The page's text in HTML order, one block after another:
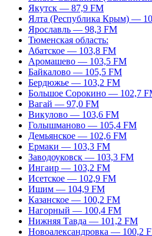
Якутск — 87,9 FM
Ялта (Республика Крым) —
Ярославль — 98,3 FM
Тюменская область:
Абатское — 103,8 FM
Аромашево — 103,5 FM
Байкалово — 105,5 FM
Бердюжье — 103,2 FM
Большое Сорокино — 102,7
Вагай — 97,0 FM
Викулово — 103,6 FM
Голышманово — 105,4 FM
Демьянское — 102,6 FM
Ермаки — 103,3 FM
Заводоуковск — 103,3 FM
Ингаир — 103,2 FM
Исетское — 102,9 FM
Ишим — 104,9 FM
Казанское — 100,2 FM
Нагорный — 100,4 FM
Нижняя Тавда — 101,2 FM
Новоалександровка — 100,2